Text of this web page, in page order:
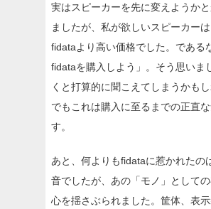
実はスピーカーを先に変えようかと
ましたが、私が欲しいスピーカー
fidataより高い価格でした。である
fidataを購入しよう」。そう思いま
くと打算的に聞こえてしまうかもし
でもこれは購入に至るまでの正直
す。
あと、何よりもfidataに惹かれたの
音でしたが、あの「モノ」として
心を揺さぶられました。筐体、表